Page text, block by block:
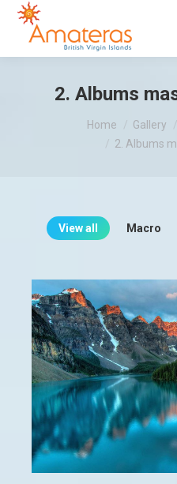
2. Albums
Home Gallery
2. Albums
View all Macro